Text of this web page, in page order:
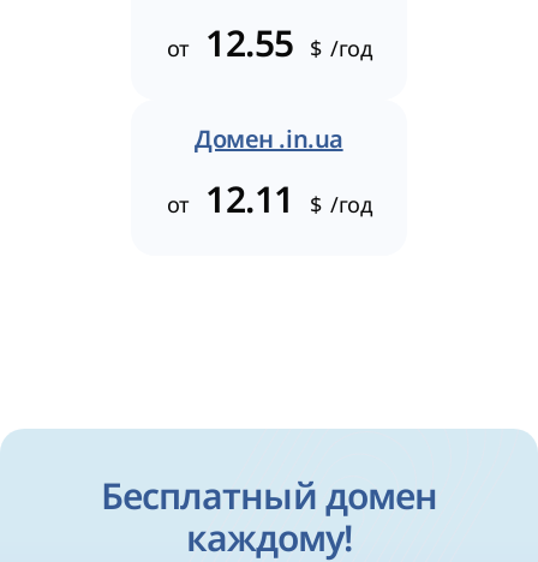
от 12.55 $ /год
Домен .in.ua
от 12.11 $ /год
Бесплатный домен
каждому!